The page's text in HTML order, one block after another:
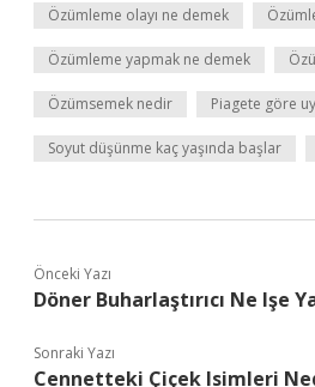
Özümleme olayı ne demek
Özümleme yapmak ne demek
Özümsemek nedir Piagete göre
Soyut düşünme kaç yaşında başlar
Önceki Yazı
Döner Buharlaştırıcı Ne Işe
Sonraki Yazı
Cennetteki Çiçek Isimleri